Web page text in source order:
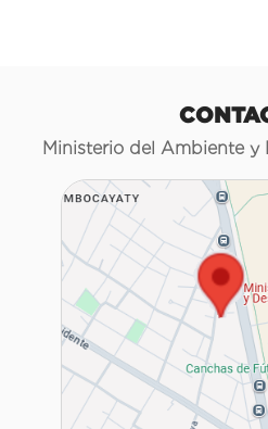
Ministerio del Ambiente y